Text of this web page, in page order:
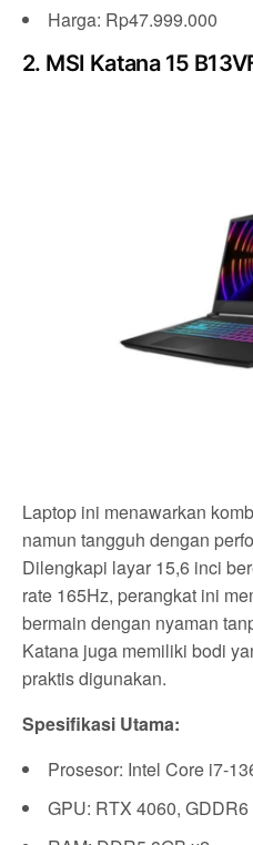
Harga: Rp47.999.000
2. MSI Katana 15
Laptop ini menawarkan
namun tangguh dengan
Dilengkapi layar 15,6 inci
rate 165Hz, perangkat ini
bermain dengan nyaman
Katana juga memiliki bodi
praktis digunakan.
Spesifikasi Utama:
Prosesor: Intel Core i7-
GPU: RTX 4060, GDDR6